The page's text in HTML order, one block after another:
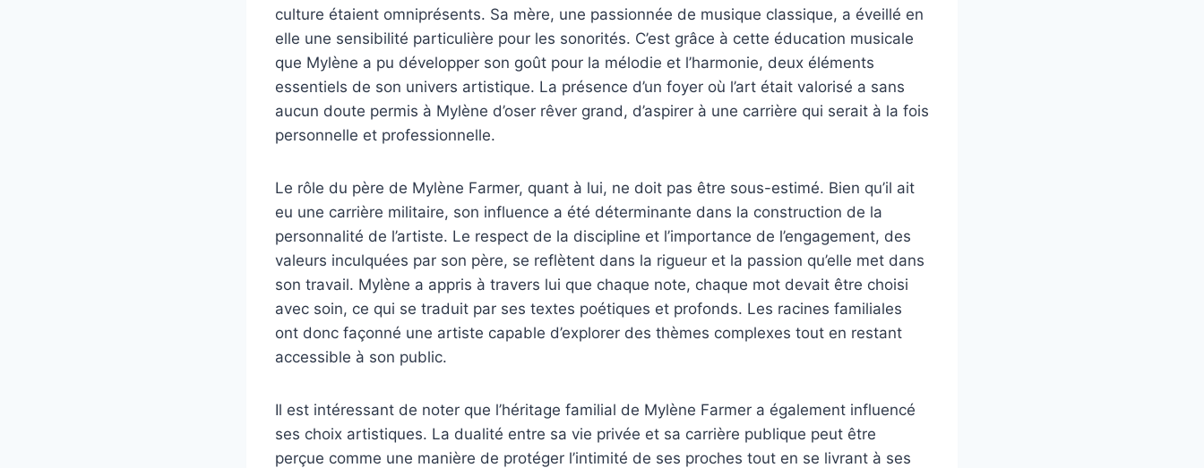
culture étaient omniprésents. Sa mère, une passionnée de musique classique, a éveillé en
elle une sensibilité particulière pour les sonorités. C’est grâce à cette éducation musicale
que Mylène a pu développer son goût pour la mélodie et l’harmonie, deux éléments
essentiels de son univers artistique. La présence d’un foyer où l’art était valorisé a sans
aucun doute permis à Mylène d’oser rêver grand, d’aspirer à une carrière qui serait à la fois
personnelle et professionnelle.
Le rôle du père de Mylène Farmer, quant à lui, ne doit pas être sous-estimé. Bien qu’il ait
eu une carrière militaire, son influence a été déterminante dans la construction de la
personnalité de l’artiste. Le respect de la discipline et l’importance de l’engagement, des
valeurs inculquées par son père, se reflètent dans la rigueur et la passion qu’elle met dans
son travail. Mylène a appris à travers lui que chaque note, chaque mot devait être choisi
avec soin, ce qui se traduit par ses textes poétiques et profonds. Les racines familiales
ont donc façonné une artiste capable d’explorer des thèmes complexes tout en restant
accessible à son public.
Il est intéressant de noter que l’héritage familial de Mylène Farmer a également influencé
ses choix artistiques. La dualité entre sa vie privée et sa carrière publique peut être
perçue comme une manière de protéger l’intimité de ses proches tout en se livrant à ses